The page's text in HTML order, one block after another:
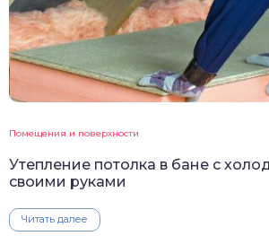
Помещения и поверхности
Утепление потолка в бане с
своими руками
Читать далее